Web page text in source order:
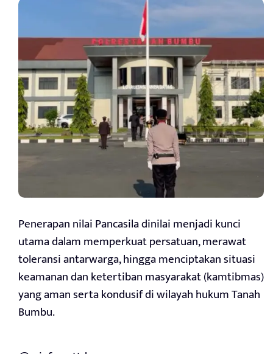
Penerapan nilai Pancasila dinilai menjadi kunci
utama dalam memperkuat persatuan, merawat
toleransi antarwarga, hingga menciptakan situasi
keamanan dan ketertiban masyarakat (kamtibmas)
yang aman serta kondusif di wilayah hukum Tanah
Bumbu.